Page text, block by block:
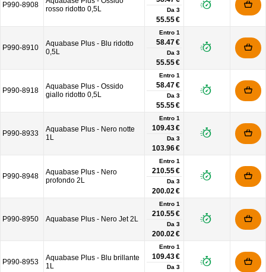
P990-8908
rosso ridotto 0,5L
Da 3
55.55 €
P990-8910
Aquabase Plus - Blu ridotto
0,5L
Entro 1
58.47 €
Da 3
55.55 €
P990-8918
Aquabase Plus - Ossido
giallo ridotto 0,5L
Entro 1
58.47 €
Da 3
55.55 €
P990-8933
Aquabase Plus - Nero notte
1L
Entro 1
109.43 €
Da 3
103.96 €
P990-8948
Aquabase Plus - Nero
profondo 2L
Entro 1
210.55 €
Da 3
200.02 €
P990-8950 Aquabase Plus - Nero Jet 2L
Entro 1
210.55 €
Da 3
200.02 €
P990-8953
Aquabase Plus - Blu brillante
1L
Entro 1
109.43 €
Da 3